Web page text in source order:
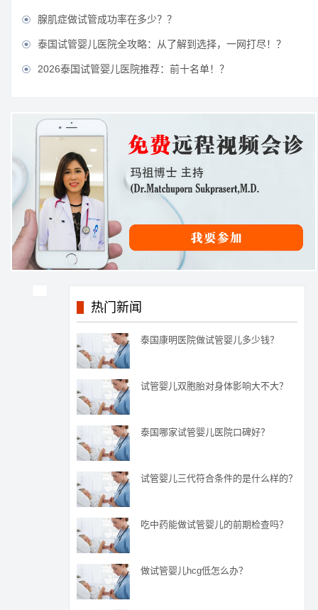
 腺肌症做试管成功率在多少？？
 泰国试管婴儿医院全攻略：从了解到选择，一网打尽！？
 2026泰国试管婴儿医院推荐：前十名单！？
热门新闻
泰国康明医院做试管婴儿多少钱？
试管婴儿双胞胎对身体影响大不大？
泰国哪家试管婴儿医院口碑好？
试管婴儿三代符合条件的是什么样的？
吃中药能做试管婴儿的前期检查吗？
做试管婴儿hcg低怎么办？